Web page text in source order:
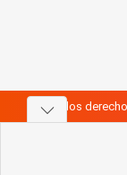
Todos los